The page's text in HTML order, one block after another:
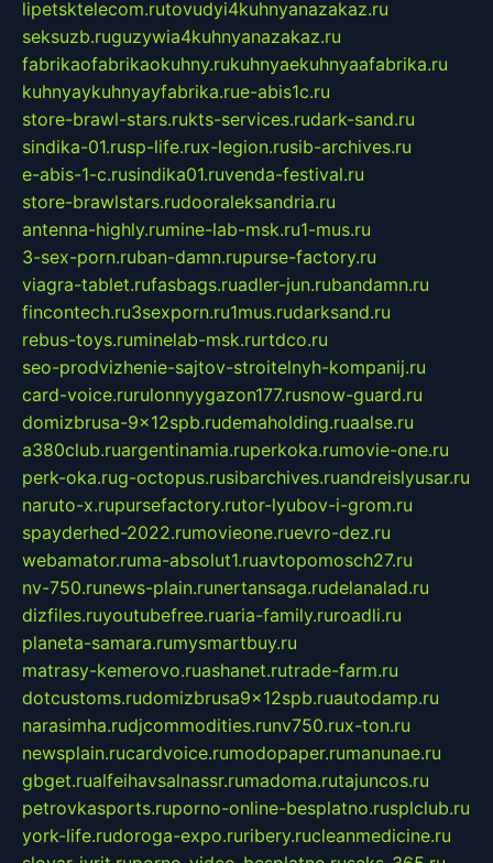
lipetsktelecom.rutovudyi4kuhnyanazakaz.ru
seksuzb.ruguzywia4kuhnyanazakaz.ru
fabrikaofabrikaokuhny.rukuhnyaekuhnyaafabrika.ru
kuhnyaykuhnyayfabrika.rue-abis1c.ru
store-brawl-stars.rukts-services.rudark-sand.ru
sindika-01.rusp-life.rux-legion.rusib-archives.ru
e-abis-1-c.rusindika01.ruvenda-festival.ru
store-brawlstars.rudooraleksandria.ru
antenna-highly.rumine-lab-msk.ru1-mus.ru
3-sex-porn.ruban-damn.rupurse-factory.ru
viagra-tablet.rufasbags.ruadler-jun.rubandamn.ru
fincontech.ru3sexporn.ru1mus.rudarksand.ru
rebus-toys.ruminelab-msk.rurtdco.ru
seo-prodvizhenie-sajtov-stroitelnyh-kompanij.ru
card-voice.rurulonnyygazon177.rusnow-guard.ru
domizbrusa-9x12spb.rudemaholding.ruaalse.ru
a380club.ruargentinamia.ruperkoka.rumovie-one.ru
perk-oka.rug-octopus.rusibarchives.ruandreislyusar.ru
naruto-x.rupursefactory.rutor-lyubov-i-grom.ru
spayderhed-2022.rumovieone.ruevro-dez.ru
webamator.ruma-absolut1.ruavtopomosch27.ru
nv-750.runews-plain.runertansaga.rudelanalad.ru
dizfiles.ruyoutubefree.ruaria-family.ruroadli.ru
planeta-samara.rumysmartbuy.ru
matrasy-kemerovo.ruashanet.rutrade-farm.ru
dotcustoms.rudomizbrusa9x12spb.ruautodamp.ru
narasimha.rudjcommodities.runv750.rux-ton.ru
newsplain.rucardvoice.rumodopaper.rumanunae.ru
gbget.rualfeihavsalnassr.rumadoma.rutajuncos.ru
petrovkasports.ruporno-online-besplatno.rusplclub.ru
york-life.rudoroga-expo.ruribery.rucleanmedicine.ru